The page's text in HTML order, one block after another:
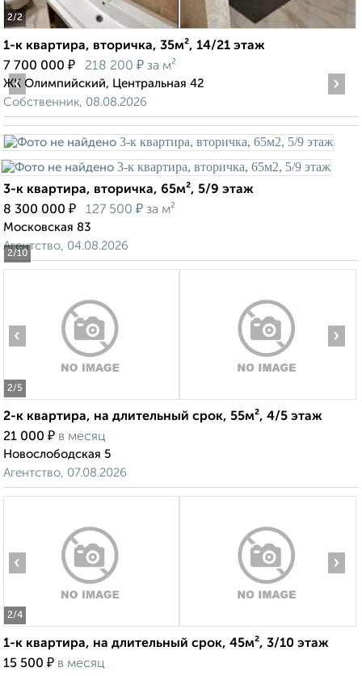
2/2
1-к квартира, вторичка, 35м², 14/21 этаж
7 700 000 ₽ 218 200 ₽ за м²
ЖК Олимпийский, Центральная 42
Собственник, 08.08.2026
2/10
‹ ›
3-к квартира, вторичка, 65м², 5/9 этаж
8 300 000 ₽ 127 500 ₽ за м²
Московская 83
Агентство, 04.08.2026
2/5
‹ ›
2-к квартира, на длительный срок, 55м², 4/5 этаж
21 000 ₽ в месяц
Новослободская 5
Агентство, 07.08.2026
2/4
‹ ›
1-к квартира, на длительный срок, 45м², 3/10 этаж
15 500 ₽ в месяц